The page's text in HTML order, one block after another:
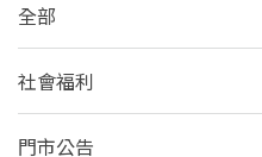
全部
社會福利
門市公告